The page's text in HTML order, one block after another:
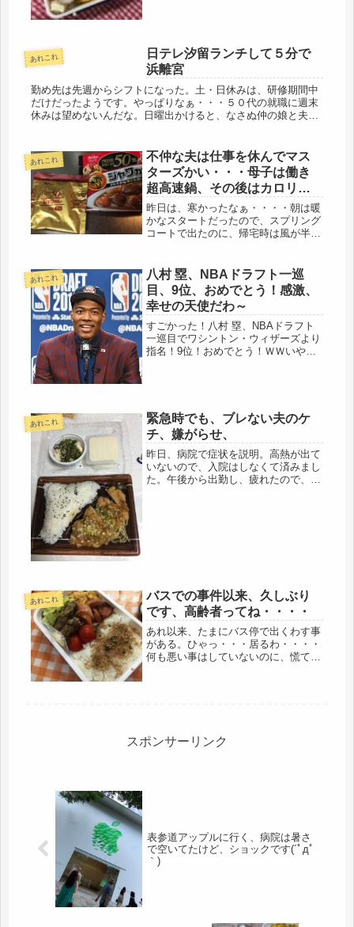
あれこれ
日テレ汐留ランチして５分で
浜離宮
勤め先は先週からシフトになった。土・日休みは、研修期間中
だけだったようです。やっぱりなぁ・・・５０代の就職に週末
休みは望めないんだな。日曜出かけると、なさぬ仲の娘と夫が
あれこれ
不仲な夫は仕事を休んでマス
ターズかい・・・母子は働き
超高速鍋、その後はカロリー
50％OFFカレー
昨日は、寒かったなぁ・・・・朝は暖
かなスタートだったので、スプリング
コートで出たのに、帰宅時は風が半端
なってきた(-_-;)とにかく、家にたどり
つくと、5分遅れで娘も帰宅...
あれこれ
八村 塁、NBAドラフト一巡
目、9位、おめでとう！感激、
幸せの天使だわ～
すごかった！八村 塁、NBAドラフト
一巡目でワシントン・ウィザーズより
指名！9位！おめでとう！ＷＷいやは
あれこれ
緊急時でも、ブレない夫のケ
チ、嫌がらせ、
昨日、病院で症状を説明。高熱が出て
いないので、入院はしなくて済みまし
た。午後から出勤し、疲れたので、お
あれこれ
バスでの事件以来、久しぶり
です、高齢者ってね・・・・
あれ以来、たまにバス停で出くわす事
がある。ひゃっ・・・居るわ・・・・
何も悪い事はしていないのに、慌てて
スポンサーリンク
表参道アップルに行く、病院は暑さ
で空いてたけど、ショックです(´ﾟдﾟ
｀)